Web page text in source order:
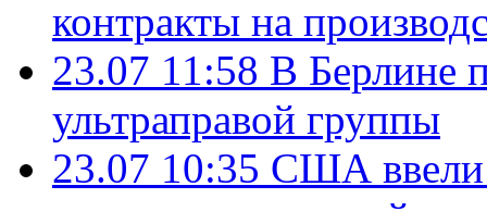
контракты на
23.07 11:58 В Берлине
ультраправой группы
23.07 10:35 США ввели